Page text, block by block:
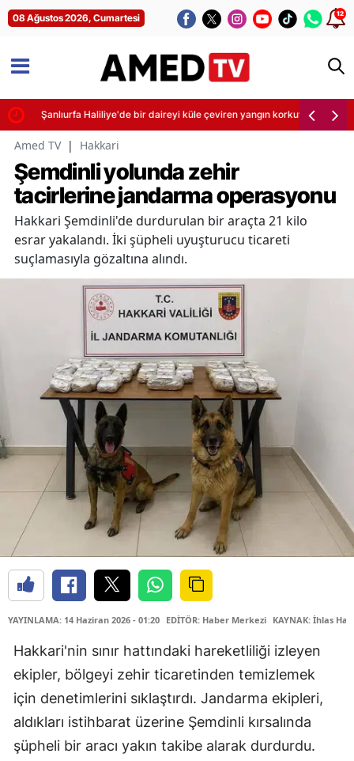
08 Ağustos 2026, Cumartesi 12
Şanlıurfa Haliliye'de bir daireyi küle çeviren yangın korkuttu
Amed TV | Hakkari
Şemdinli yolunda zehir
tacirlerine jandarma operasyonu
Hakkari Şemdinli'de durdurulan bir araçta 21 kilo
esrar yakalandı. İki şüpheli uyuşturucu ticareti
suçlamasıyla gözaltına alındı.
YAYINLAMA: 14 Haziran 2026 - 01:20 EDİTÖR: Haber Merkezi KAYNAK: İhlas
Hakkari'nin sınır hattındaki hareketliliği izleyen
ekipler, bölgeyi zehir ticaretinden temizlemek
için denetimlerini sıklaştırdı. Jandarma ekipleri,
aldıkları istihbarat üzerine Şemdinli kırsalında
şüpheli bir aracı yakın takibe alarak durdurdu.